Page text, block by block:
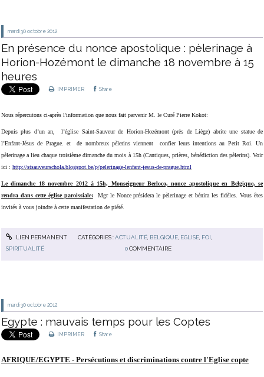
mardi 30 octobre 2012
En présence du nonce apostolique : pèlerinage à
Horion-Hozémont le dimanche 18 novembre à 15
heures
IMPRIMER Share
Nous répercutons ci-après l'information que nous fait parvenir M. le Curé Pierre Kokot:
Depuis plus d’un an, l’église Saint-Sauveur de Horion-Hozémont (près de Liège) abrite une statue de
l’Enfant-Jésus de Prague. et de nombreux pèlerins viennent confier leurs intentions au Petit Roi. Un
pèlerinage a lieu chaque troisième dimanche du mois à 15h (Cantiques, prières, bénédiction des pèlerins). Voir
ici : http://stsauveurschola.blogspot.be/p/pelerinage-lenfant-jesus-de-prague.html
Le dimanche 18 novembre 2012 à 15h, Monseigneur Berloco, nonce apostolique en Belgique, se
rendra dans cette église paroissiale:Mgr le Nonce présidera le pèlerinage et bénira les fidèles. Vous êtes
invités à vous joindre à cette manifestation de piété.
LIEN PERMANENT CATÉGORIES :ACTUALITÉ, BELGIQUE, EGLISE, FOI ,
SPIRITUALITÉ
0 COMMENTAIRE
mardi 30 octobre 2012
Egypte : mauvais temps pour les Coptes
IMPRIMER Share
AFRIQUE/EGYPTE - Persécutions et discriminations contre l'Eglise copte